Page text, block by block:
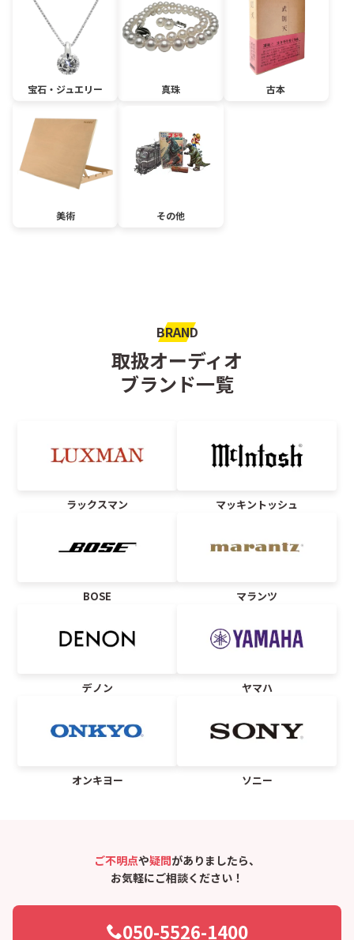
宝石・ジュエリー 真珠 古本
美術 その他
BRAND
取扱オーディオ
ブランド一覧
ラックスマン マッキントッシュ
BOSE マランツ
デノン ヤマハ
オンキヨー ソニー
ご不明点や疑問がありましたら、
お気軽にご相談ください！
050-5526-1400